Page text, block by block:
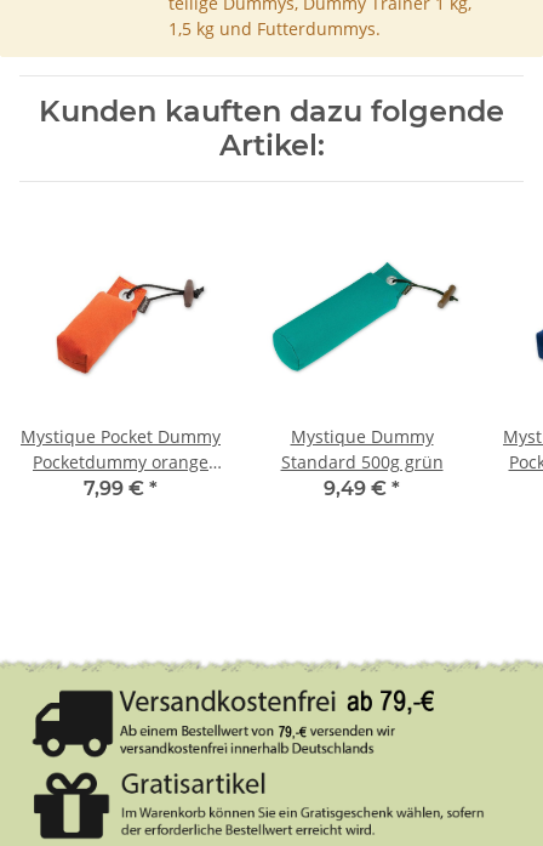
1,5 kg und Futterdummys.
Kunden kauften dazu folgende
Artikel:
Mystique Pocket Dummy
Pocketdummy orange
85g
7,99 € *
Mystique Dummy
Standard 500g grün
9,49 € *